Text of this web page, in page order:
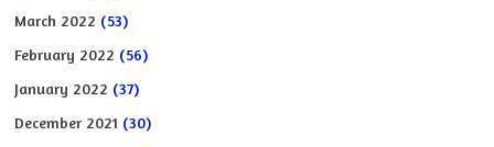
March 2022 (53)
February 2022 (56)
January 2022 (37)
December 2021 (30)